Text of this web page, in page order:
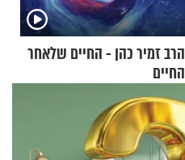
הרב זמיר כהן - החיים שלאחר
החיים